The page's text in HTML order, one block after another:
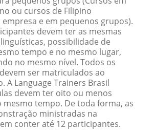
ou cursos de Filipino
e em pequenos grupos).
devem ter as mesmas
possibilidade de
tempo e no mesmo lugar,
no mesmo nível. Todos os
ser matriculados ao
A Language Trainers Brasil
devem ter oito ou menos
mesmo tempo. De toda forma, as
ministradas na
conter até 12 participantes.